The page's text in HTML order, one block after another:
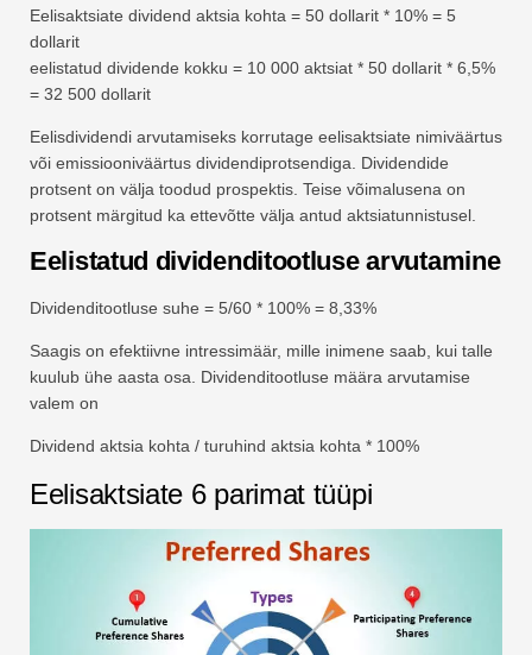
Eelisaktsiate dividend aktsia kohta = 50 dollarit * 10% = 5
dollarit
eelistatud dividende kokku = 10 000 aktsiat * 50 dollarit * 6,5%
= 32 500 dollarit
Eelisdividendi arvutamiseks korrutage eelisaktsiate nimiväärtus
või emissiooniväärtus dividendiprotsendiga. Dividendide
protsent on välja toodud prospektis. Teise võimalusena on
protsent märgitud ka ettevõtte välja antud aktsiatunnistusel.
Eelistatud dividenditootluse arvutamine
Dividenditootluse suhe = 5/60 * 100% = 8,33%
Saagis on efektiivne intressimäär, mille inimene saab, kui talle
kuulub ühe aasta osa. Dividenditootluse määra arvutamise
valem on
Dividend aktsia kohta / turuhind aktsia kohta * 100%
Eelisaktsiate 6 parimat tüüpi